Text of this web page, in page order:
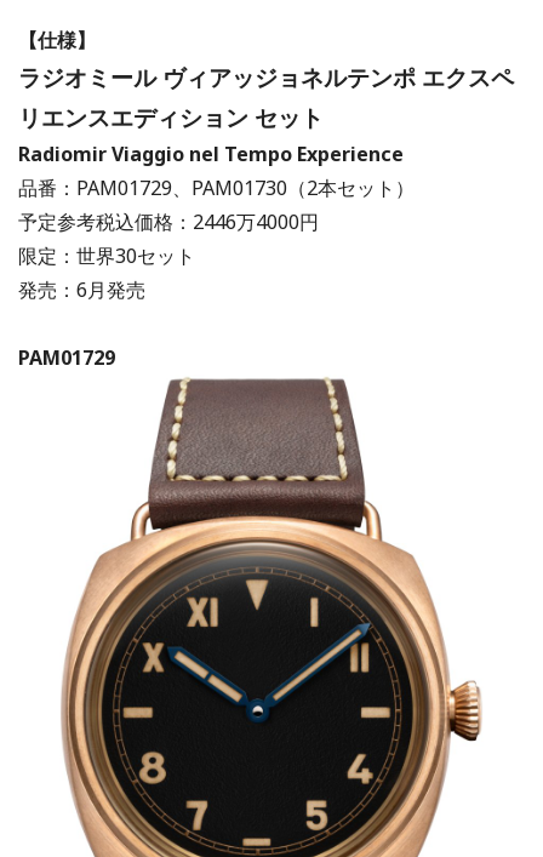
【仕様】
ラジオミール ヴィアッジョネルテンポ エクスペ
リエンスエディション セット
Radiomir Viaggio nel Tempo Experience
品番：PAM01729、PAM01730（2本セット）
予定参考税込価格：2446万4000円
限定：世界30セット
発売：6月発売
PAM01729